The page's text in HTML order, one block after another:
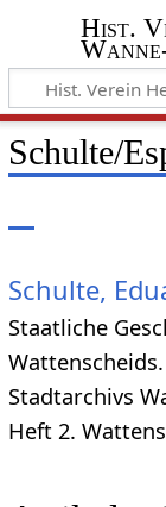
Hist.
Schulte/
Schulte,
Staatliche
Stadtarchivs
Heft 2.